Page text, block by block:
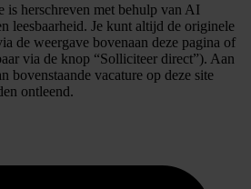
is herschreven met behulp van AI
leesbaarheid. Je kunt altijd de originele
de weergave bovenaan deze pagina of
via de knop “Solliciteer direct”). Aan
bovenstaande vacature op deze site
ontleend.